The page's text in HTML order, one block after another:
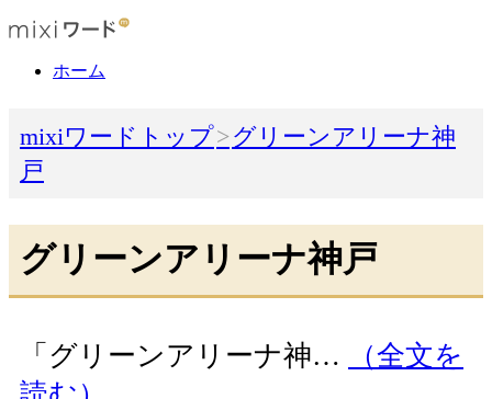
ホーム
mixiワードトップ
グリーンアリーナ神
戸
グリーンアリーナ神戸
「グリーンアリーナ神…
（全文を